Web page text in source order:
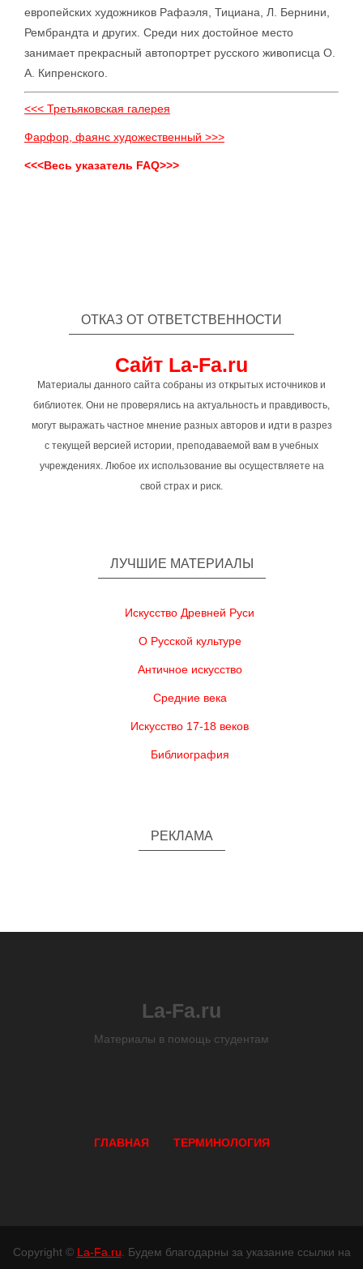
европейских художников Рафаэля, Тициана, Л. Бернини,
Рембрандта и других. Среди них достойное место
занимает прекрасный автопортрет русского живописца О.
А. Кипренского.
<<< Третьяковская галерея
Фарфор, фаянс художественный >>>
<<<Весь указатель FAQ>>>
ОТКАЗ ОТ ОТВЕТСТВЕННОСТИ
Сайт La-Fa.ru
Материалы данного сайта собраны из открытых источников и
библиотек. Они не проверялись на актуальность и правдивость,
могут выражать частное мнение разных авторов и идти в разрез
с текущей версией истории, преподаваемой вам в учебных
учреждениях. Любое их использование вы осуществляете на
свой страх и риск.
ЛУЧШИЕ МАТЕРИАЛЫ
Искусство Древней Руси
О Русской культуре
Античное искусство
Средние века
Искусство 17-18 веков
Библиография
РЕКЛАМА
La-Fa.ru
Материалы в помощь студентам
ГЛАВНАЯ ТЕРМИНОЛОГИЯ
Copyright © La-Fa.ru. Будем благодарны за указание ссылки на